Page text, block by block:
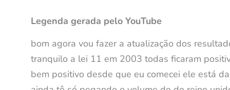
Legenda gerada pelo YouTube
bom agora vou fazer a atualização dos
tranquilo a lei 11 em 2003 todas ficaram
bem positivo desde que eu comecei ele está